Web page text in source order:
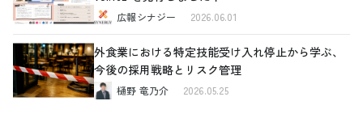
広報シナジー 2026.06.01
外食業における特定技能受け入れ停止から学ぶ、
今後の採用戦略とリスク管理
樋野 竜乃介 2026.05.25